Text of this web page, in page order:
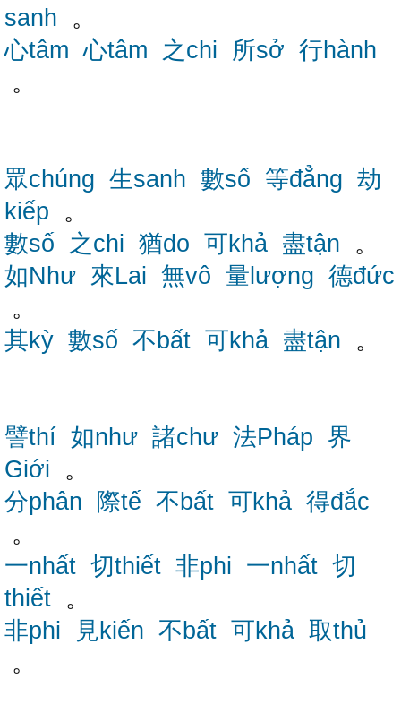
sanh 。
心tâm 心tâm 之chi 所sở 行hành
。
眾chúng 生sanh 數số 等đẳng 劫
kiếp 。
數số
之chi 猶do 可khả 盡tận 。
如Như 來Lai 無vô 量lượng 德đức
。
其kỳ 數số 不bất 可khả 盡tận 。
譬thí 如như 諸chư 法Pháp 界
Giới 。
分phân
際tế 不bất 可khả 得đắc
。
一nhất 切thiết 非phi 一nhất 切
thiết 。
非phi
見kiến 不bất 可khả 取thủ
。